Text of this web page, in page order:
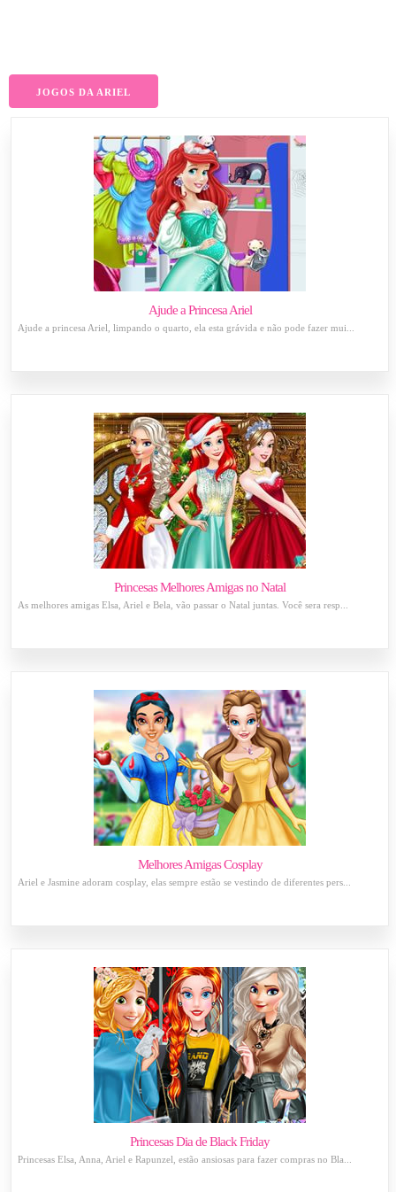
JOGOS DA ARIEL
Ajude a Princesa Ariel
Ajude a princesa Ariel, limpando o quarto, ela esta grávida e não pode fazer mui...
Princesas Melhores Amigas no Natal
As melhores amigas Elsa, Ariel e Bela, vão passar o Natal juntas. Você sera resp...
Melhores Amigas Cosplay
Ariel e Jasmine adoram cosplay, elas sempre estão se vestindo de diferentes pers...
Princesas Dia de Black Friday
Princesas Elsa, Anna, Ariel e Rapunzel, estão ansiosas para fazer compras no Bla...